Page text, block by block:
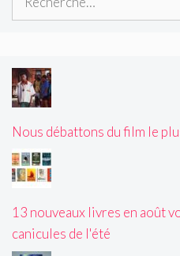
Nous débattons du film le
13 nouveaux livres en août
canicules de l'été